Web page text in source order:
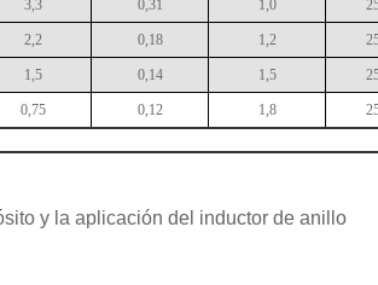
3,3 0,31 1,0
2,2 0,18 1,2
1,5 0,14 1,5
0,75 0,12 1,8
y la aplicación del inductor de anillo